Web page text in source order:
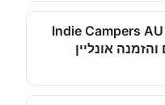
השכרת קרוואנים - Indie Campers AU
אונליין